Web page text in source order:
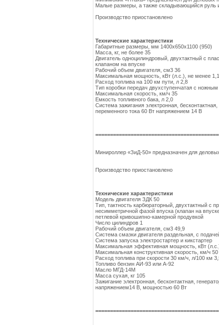
Малые размеры, а также складывающийся руль
Производство приостановлено
Технические характеристики
Габаритные размеры, мм 1400х650х1100 (950)
Масса, кг, не более 35
Двигатель одноцилиндровый, двухтактный с
клапаном на впуске
Рабочий объем двигателя, см3 36
Максимальная мощность, кВт (л.с.), не менее
Расход топлива на 100 км пути, л 2,8
Тип коробки передач двухступенчатая с
Максимальная скорость, км/ч 35
Емкость топливного бака, л 2,0
Система зажигания электронная, бесконтактная,
переменного тока 60 Вт напряжением 14 В
Минироллер «ЗиД-50» предназначен для
Производство приостановлено
Технические характеристики
Модель двигателя ЗДК 50
Тип, тактность карбюраторный, двухтактный с
несимметричной фазой впуска (клапан на
петлевой кривошипно-камерной продувкой
Число цилиндров 1
Рабочий объем двигателя, см3 49,9
Система смазки двигателя раздельная, с
Система запуска электростартер и кикстартер
Максимальная эффективная мощность, кВт
Максимальная конструктивная скорость, км/ч 50
Расход топлива при скорости 30 км/ч, л/100 км
Топливо бензин АИ-93 или А-92
Масло МГД-14М
Масса сухая, кг 105
Зажигание электронная, бесконтактная,
напряжением14 В, мощностью 60 Вт